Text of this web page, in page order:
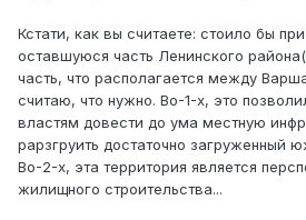
Кстати, как вы считаете: стоило бы
оставшуюся часть Ленинского
часть, что располагается между
считаю, что нужно. Во-1-х, это
властям довести до ума местную
рарзгруить достаточно загруженный
Во-2-х, эта территория является
жилищного строительства...